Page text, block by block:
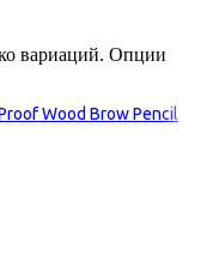
вариаций. Опции
Wood Brow Pencil